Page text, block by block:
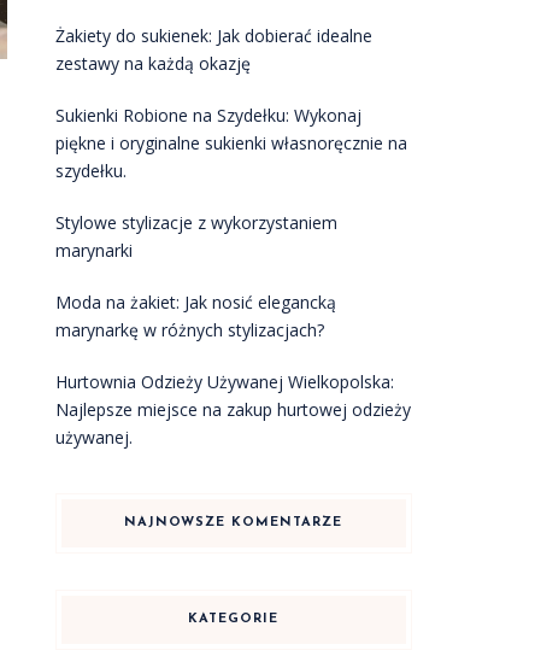
Żakiety do sukienek: Jak dobierać idealne
zestawy na każdą okazję
Sukienki Robione na Szydełku: Wykonaj
piękne i oryginalne sukienki własnoręcznie na
szydełku.
Stylowe stylizacje z wykorzystaniem
marynarki
Moda na żakiet: Jak nosić elegancką
marynarkę w różnych stylizacjach?
Hurtownia Odzieży Używanej Wielkopolska:
Najlepsze miejsce na zakup hurtowej odzieży
używanej.
NAJNOWSZE KOMENTARZE
KATEGORIE